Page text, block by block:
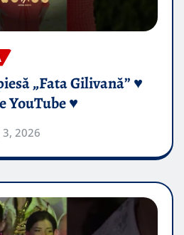
„Fata Gilivană” ♥️
YouTube ♥️
3, 2026